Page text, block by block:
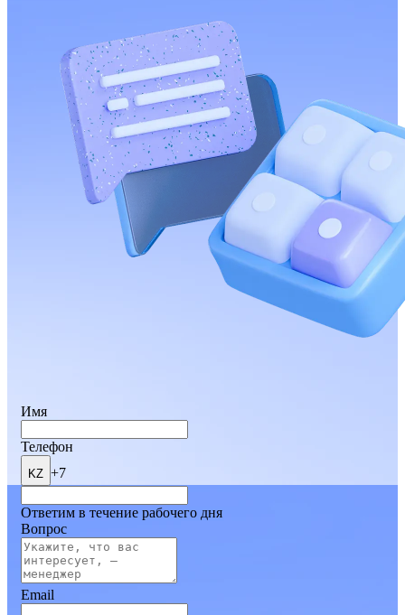
Имя
Телефон
KZ +7
Ответим в течение рабочего дня
Вопрос
Email